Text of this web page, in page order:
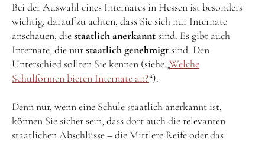
Bei der Auswahl eines Internates in Hessen ist besonders
wichtig, darauf zu achten, dass Sie sich nur Internate
anschauen, diestaatlich anerkanntsind. Es gibt auch
Internate, die nurstaatlich genehmigtsind. Den
Unterschied sollten Sie kennen (siehe „Welche
Schulformen bieten Internate an?“).
Denn nur, wenn eine Schule staatlich anerkannt ist,
können Sie sicher sein, dass dort auch die relevanten
staatlichen Abschlüsse – die Mittlere Reife oder das